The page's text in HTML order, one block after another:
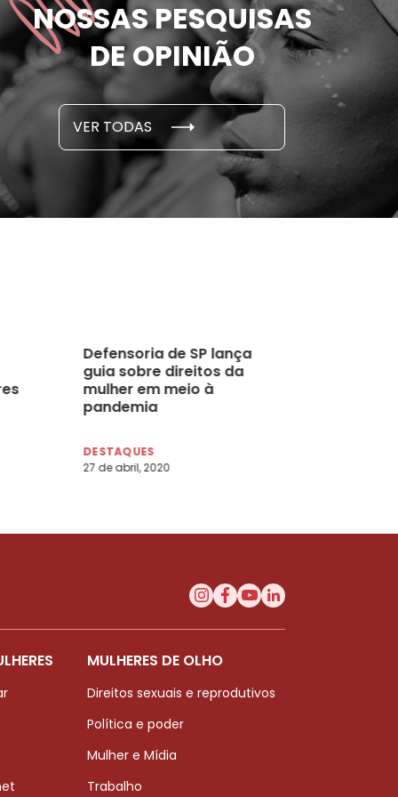
NOSSAS PESQUISAS
DE OPINIÃO
VER TODAS
ameaçadas de
por parceiro ou ex;
em cada 6 já sofreu
E PESQUISAS
novembro, 2021
sofreram
seus
cidade
Defensoria de SP lança
guia sobre direitos da
mulher em meio à
pandemia
DESTAQUES
27 de abril, 2020
MULHERES DE OLHO
Direitos sexuais e reprodutivos
Política e poder
Mulher e Mídia
Trabalho